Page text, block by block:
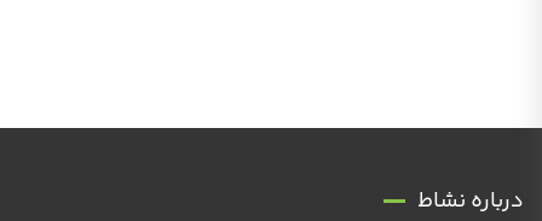
درباره نشاط